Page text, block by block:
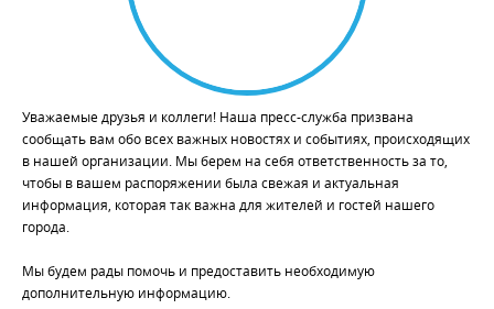
Уважаемые друзья и коллеги! Наша пресс-служба призвана
сообщать вам обо всех важных новостях и событиях, происходящих
в нашей организации. Мы берем на себя ответственность за то,
чтобы в вашем распоряжении была свежая и актуальная
информация, которая так важна для жителей и гостей нашего
города.
Мы будем рады помочь и предоставить необходимую
дополнительную информацию.